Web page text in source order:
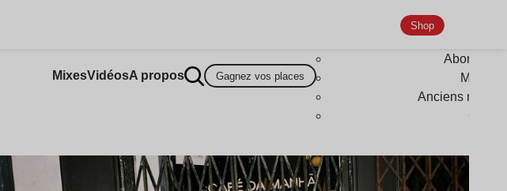
MixesVidéosA propos Gagnez vos places
Shop
Anciens